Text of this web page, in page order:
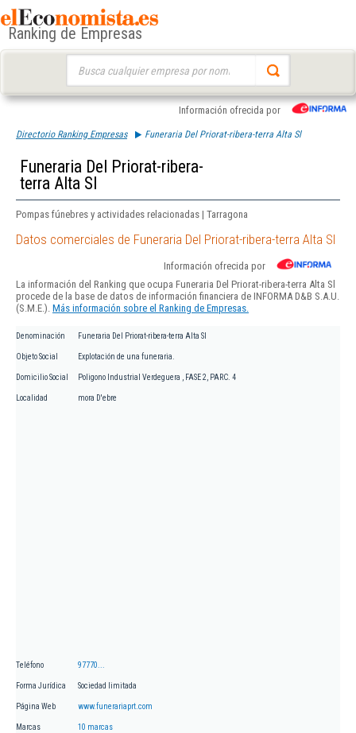
Ranking de Empresas
Información ofrecida por
Directorio Ranking Empresas Funeraria Del Priorat-ribera-terra Alta Sl
Funeraria Del Priorat-ribera-
terra Alta Sl
Pompas fúnebres y actividades relacionadas | Tarragona
Datos comerciales de Funeraria Del Priorat-ribera-terra Alta Sl
Información ofrecida por
La información del Ranking que ocupa Funeraria Del Priorat-ribera-terra Alta Sl
procede de la base de datos de información financiera de INFORMA D&B S.A.U.
(S.M.E.). Más información sobre el Ranking de Empresas.
Denominación Funeraria Del Priorat-ribera-terra Alta Sl
Objeto Social Explotación de una funeraria.
Domicilio Social Poligono Industrial Verdeguera , FASE 2, PARC. 4
Localidad mora D'ebre
Teléfono 97770...
Forma Jurídica Sociedad limitada
Página Web www.funerariaprt.com
Marcas 10 marcas